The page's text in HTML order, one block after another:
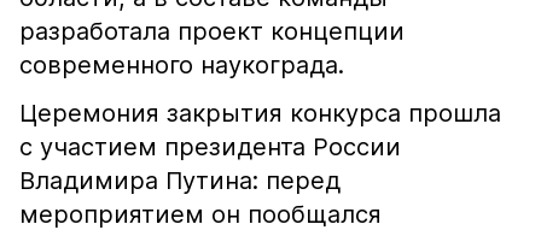
разработала проект концепции
современного наукограда.
Церемония закрытия конкурса прошла
с участием президента России
Владимира Путина: перед
мероприятием он пообщался